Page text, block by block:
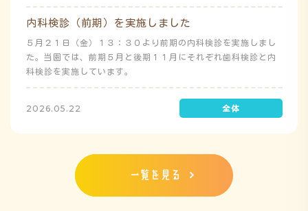
内科検診（前期）を実施しました
５月２１日（金）１３：３０より前期の内科検診を実施しまし
た。当園では、前期５月と後期１１月にそれぞれ歯科検診と内
科検診を実施しています。
2026.05.22
一覧を見る